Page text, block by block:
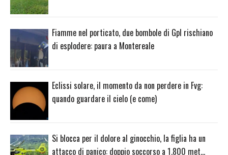
Fiamme nel porticato, due bombole di Gpl rischiano
di esplodere: paura a Montereale
Eclissi solare, il momento da non perdere in Fvg:
quando guardare il cielo (e come)
Si blocca per il dolore al ginocchio, la figlia ha un
attacco di panico: doppio soccorso a 1.800 met…